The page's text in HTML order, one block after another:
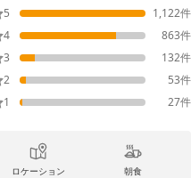
5 1,122件
4
863件
3
132件
2
53件
1
27件
ロケーション 朝食